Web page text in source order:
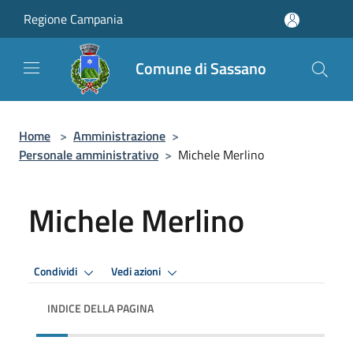
Regione Campania
Comune di Sassano
Home > Amministrazione >
Personale amministrativo > Michele Merlino
Michele Merlino
Condividi Vedi azioni
INDICE DELLA PAGINA